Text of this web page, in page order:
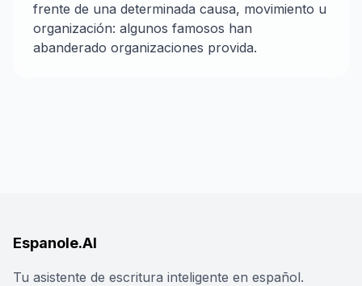
frente de una determinada causa, movimiento u
organización: algunos famosos han
abanderado organizaciones provida.
Espanole.AI
Tu asistente de escritura inteligente en español.